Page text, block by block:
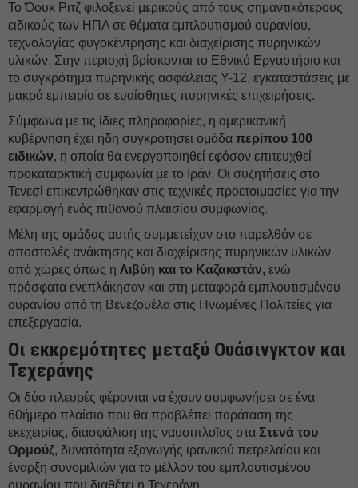
Το Όουκ Ριτζ φιλοξενεί μερικούς από τους σημαντικότερους
ειδικούς των ΗΠΑ σε θέματα εμπλουτισμού ουρανίου,
τεχνολογίας φυγοκέντρησης και διαχείρισης πυρηνικών
υλικών. Στην περιοχή βρίσκονται το Εθνικό Εργαστήριο και
το συγκρότημα πυρηνικής ασφάλειας Y-12, εγκαταστάσεις με
μακρά εμπειρία σε ευαίσθητες πυρηνικές επιχειρήσεις.
Σύμφωνα με τις ίδιες πληροφορίες, η αμερικανική
κυβέρνηση έχει ήδη συγκροτήσει ομάδα περίπου 100
ειδικών, η οποία θα ενεργοποιηθεί εφόσον επιτευχθεί
προκαταρκτική συμφωνία με το Ιράν. Οι συζητήσεις στο
Τενεσί επικεντρώθηκαν στις τεχνικές προετοιμασίες για την
εφαρμογή ενός πιθανού πλαισίου συμφωνίας.
Μέλη της ομάδας αυτής συμμετείχαν στο παρελθόν σε
αποστολές ανάκτησης και διαχείρισης πυρηνικών υλικών
από χώρες όπως η Λιβύη και το Καζακστάν, ενώ
πρόσφατα ενεπλάκησαν και στη μεταφορά εμπλουτισμένου
ουρανίου από τη Βενεζουέλα στις Ηνωμένες Πολιτείες για
επεξεργασία.
Οι εκκρεμότητες μεταξύ Ουάσινγκτον και
Τεχεράνης
Οι δύο πλευρές φέρονται να έχουν συμφωνήσει σε ένα
60ήμερο πλαίσιο που θα προβλέπει παράταση της
εκεχειρίας, διασφάλιση της ναυσιπλοΐας στα Στενά του
Ορμούζ, δυνατότητα εξαγωγής ιρανικού πετρελαίου και
έναρξη συνομιλιών για το μέλλον του εμπλουτισμένου
ουρανίου που διαθέτει η Τεχεράνη.